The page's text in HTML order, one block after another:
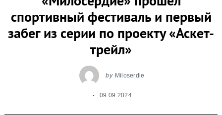
спортивный фестиваль и первый
забег из серии по проекту «Аскет-
трейл»
by Miloserdie
09.09.2024